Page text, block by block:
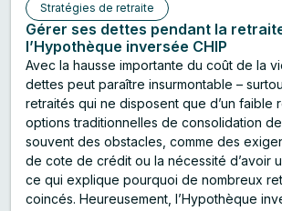
Stratégies de retraite
Gérer ses dettes pendant la
l’Hypothèque inversée CHIP
Avec la hausse importante du coût de la
dettes peut paraître insurmontable –
retraités qui ne disposent que d’un faible
options traditionnelles de consolidation
souvent des obstacles, comme des
de cote de crédit ou la nécessité d’avoir
ce qui explique pourquoi de nombreux
coincés. Heureusement, l’Hypothèque